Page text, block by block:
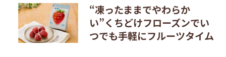
“凍ったままでやわらか
い”くちどけフローズンでい
つでも手軽にフルーツタイム